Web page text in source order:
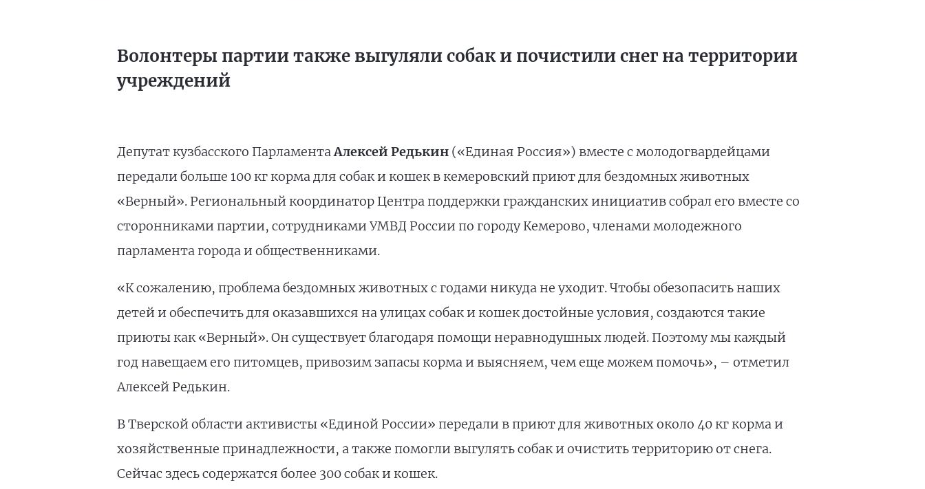
Волонтеры партии также выгуляли собак и почистили снег на территории
учреждений
Депутат кузбасского ПарламентаАлексей Редькин(«Единая Россия») вместе с молодогвардейцами
передали больше 100 кг корма для собак и кошек в кемеровский приют для бездомных животных
«Верный». Региональный координатор Центра поддержки гражданских инициатив собрал его вместе со
сторонниками партии, сотрудниками УМВД России по городу Кемерово, членами молодежного
парламента города и общественниками.
«К сожалению, проблема бездомных животных с годами никуда не уходит. Чтобы обезопасить наших
детей и обеспечить для оказавшихся на улицах собак и кошек достойные условия, создаются такие
приюты как «Верный». Он существует благодаря помощи неравнодушных людей. Поэтому мы каждый
год навещаем его питомцев, привозим запасы корма и выясняем, чем еще можем помочь», – отметил
Алексей Редькин.
В Тверской области активисты «Единой России» передали в приют для животных около 40 кг корма и
хозяйственные принадлежности, а также помогли выгулять собак и очистить территорию от снега.
Сейчас здесь содержатся более 300 собак и кошек.